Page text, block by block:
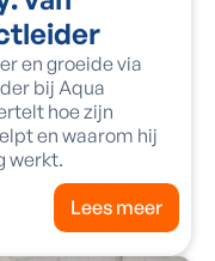
en groeide via
bij Aqua
hoe zijn
en waarom hij
werkt.
Lees meer